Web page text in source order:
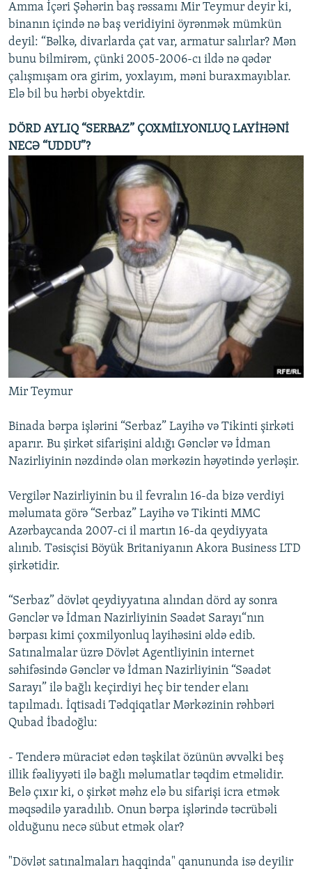
Amma İçəri Şəhərin baş rəssamı Mir Teymur deyir ki,
binanın içində nə baş veridiyini öyrənmək mümkün
deyil: “Bəlkə, divarlarda çat var, armatur salırlar? Mən
bunu bilmirəm, çünki 2005-2006-cı ildə nə qədər
çalışmışam ora girim, yoxlayım, məni buraxmayıblar.
Elə bil bu hərbi obyektdir.
DÖRD AYLIQ “SERBAZ” ÇOXMİLYONLUQ LAYİHƏNİ
NECƏ “UDDU”?
Mir Teymur
Binada bərpa işlərini “Serbaz” Layihə və Tikinti şirkəti
aparır. Bu şirkət sifarişini aldığı Gənclər və İdman
Nazirliyinin nəzdində olan mərkəzin həyətində yerləşir.
Vergilər Nazirliyinin bu il fevralın 16-da bizə verdiyi
məlumata görə “Serbaz” Layihə və Tikinti MMC
Azərbaycanda 2007-ci il martın 16-da qeydiyyata
alınıb. Təsisçisi Böyük Britaniyanın Akora Business LTD
şirkətidir.
“Serbaz” dövlət qeydiyyatına alından dörd ay sonra
Gənclər və İdman Nazirliyinin Səadət Sarayı“nın
bərpası kimi çoxmilyonluq layihəsini əldə edib.
Satınalmalar üzrə Dövlət Agentliyinin internet
səhifəsində Gənclər və İdman Nazirliyinin “Səadət
Sarayı” ilə bağlı keçirdiyi heç bir tender elanı
tapılmadı. İqtisadi Tədqiqatlar Mərkəzinin rəhbəri
Qubad İbadoğlu:
- Tenderə müraciət edən təşkilat özünün əvvəlki beş
illik fəaliyyəti ilə bağlı məlumatlar təqdim etməlidir.
Belə çıxır ki, o şirkət məhz elə bu sifarişi icra etmək
məqsədilə yaradılıb. Onun bərpa işlərində təcrübəli
olduğunu necə sübut etmək olar?
"Dövlət satınalmaları haqqinda" qanununda isə deyilir